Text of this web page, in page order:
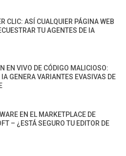
CLIC: ASÍ CUALQUIER PÁGINA WEB
TU AGENTES DE IA
EN VIVO DE CÓDIGO MALICIOSO:
GENERA VARIANTES EVASIVAS DE
EN EL MARKETPLACE DE
– ¿ESTÁ SEGURO TU EDITOR DE